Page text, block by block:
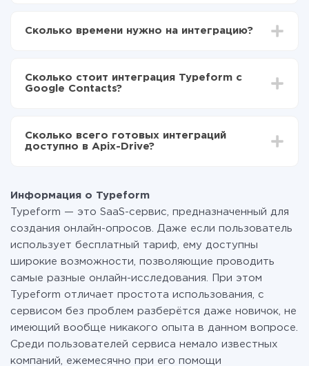
Выбираете какие данные передавать из
Теперь данные будут автоматически
передаваться из Typeform в Google Contacts
Сколько времени нужно на интеграцию?
отличаться и составлять от 5-ти до 30-минут. В
среднем настройка занимает 10-15 минут.
Сколько стоит интеграция Typeform с
Google Contacts?
функционал. Вы оплачиваете только количество
данных, которые по факту передаются из одной
перейти на платный, при необходимости. Подробнее
отарифах .
Сколько всего готовых интеграций
доступно в Apix-Drive?
Информация о Typeform
Typeform — это SaaS-сервис, предназначенный для
создания онлайн-опросов. Даже если пользователь
использует бесплатный тариф, ему доступны
широкие возможности, позволяющие проводить
самые разные онлайн-исследования. При этом
Typeform отличает простота использования, с
сервисом без проблем разберётся даже новичок, не
имеющий вообще никакого опыта в данном вопросе.
Среди пользователей сервиса немало известных
компаний, ежемесячно при его помощи